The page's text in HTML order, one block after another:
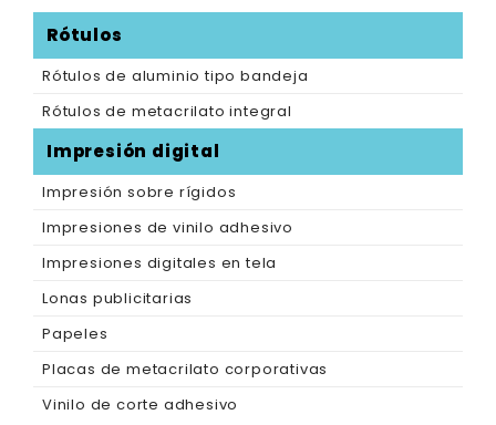
Rótulos
Rótulos de aluminio tipo bandeja
Rótulos de metacrilato integral
Impresión digital
Impresión sobre rígidos
Impresiones de vinilo adhesivo
Impresiones digitales en tela
Lonas publicitarias
Papeles
Placas de metacrilato corporativas
Vinilo de corte adhesivo